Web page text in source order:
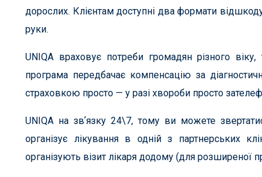
дорослих. Клієнтам доступні два формати
руки.
UNIQA враховує потреби громадян різного
програма передбачає компенсацію за
страховкою просто — у разі хвороби просто
UNIQA на звʼязку 24\7, тому ви можете
організує лікування в одній з партнерських
організують візит лікаря додому (для розширеної